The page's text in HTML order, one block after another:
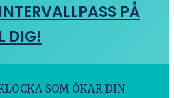
PÅ
DIG!
SOM ÖKAR DIN